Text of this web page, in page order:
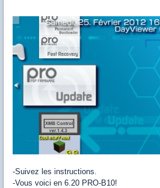
-Suivez les instructions.
-Vous voici en 6.20 PRO-B10!